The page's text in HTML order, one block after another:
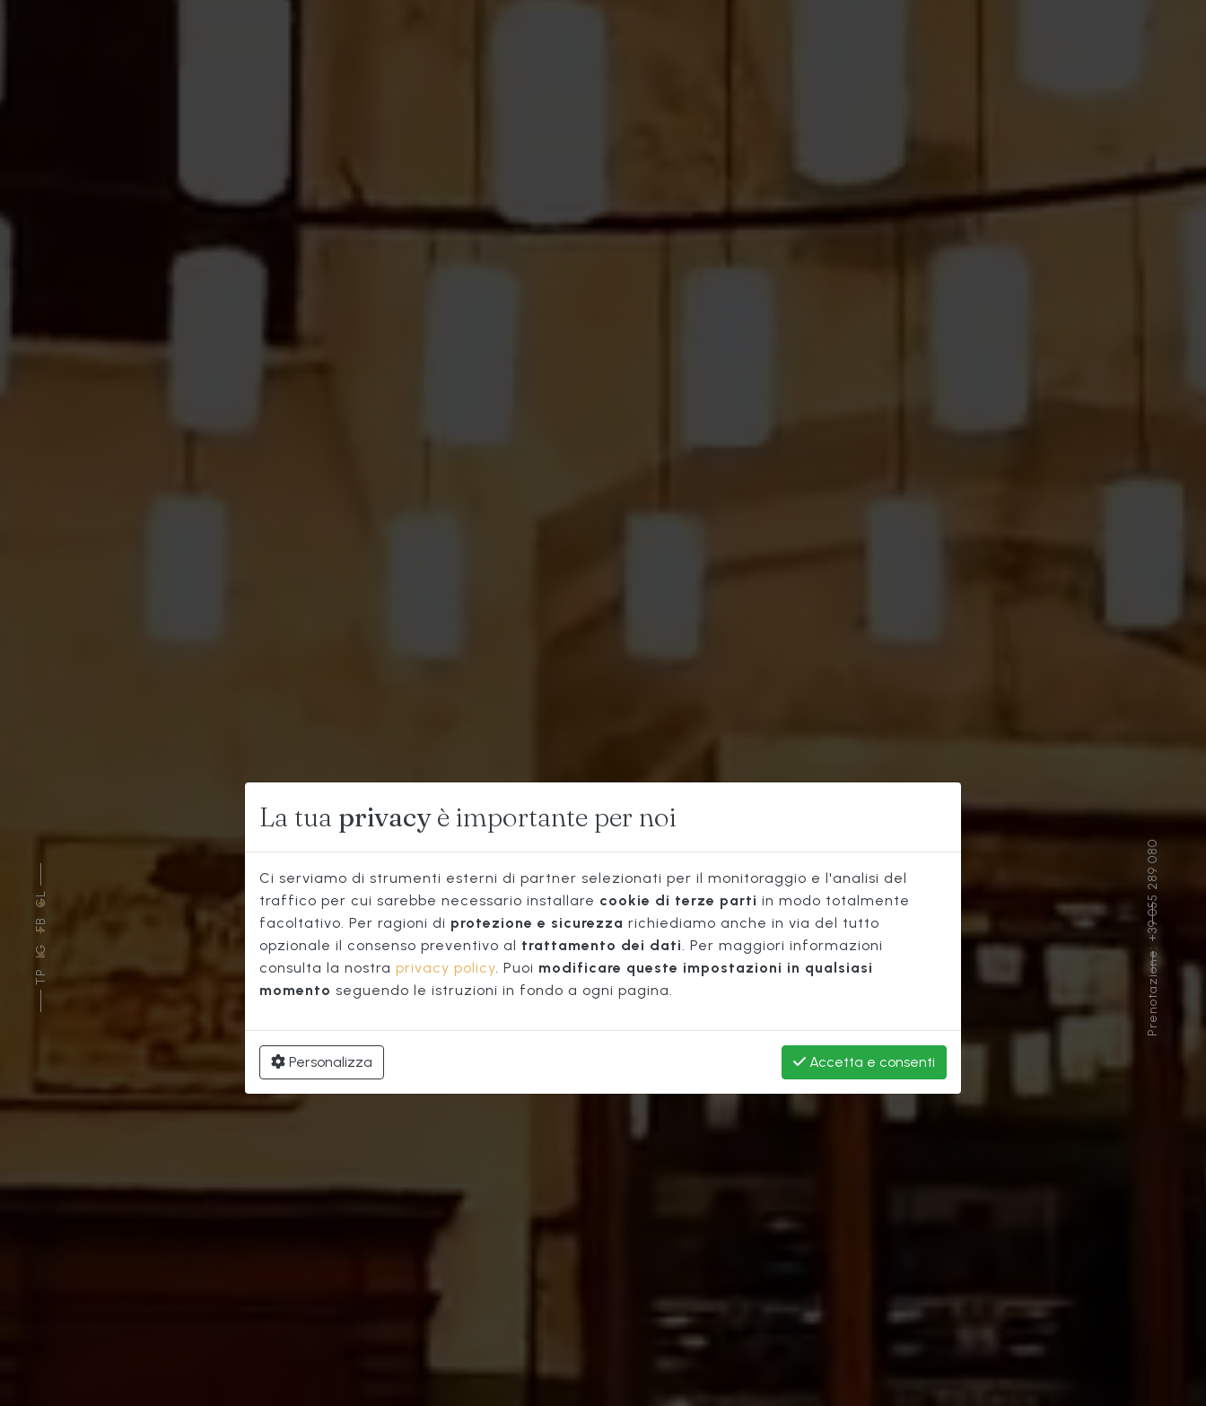
GL
FB
IG
TP Prenotazione: +39 055 289 080
RISTORANTE
TIPICO
Centro Storico
La tua privacy è importante per noi
Ci serviamo di strumenti esterni di partner selezionati per il monitoraggio e l'analisi del
traffico per cui sarebbe necessario installare cookie di terze parti in modo totalmente
facoltativo. Per ragioni di protezione e sicurezza richiediamo anche in via del tutto
opzionale il consenso preventivo al trattamento dei dati . Per maggiori informazioni
consulta la nostra privacy policy . Puoi modificare queste impostazioni in qualsiasi
momento seguendo le istruzioni in fondo a ogni pagina.
Personalizza Accetta e consenti